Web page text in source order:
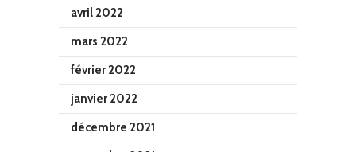
avril 2022
mars 2022
février 2022
janvier 2022
décembre 2021